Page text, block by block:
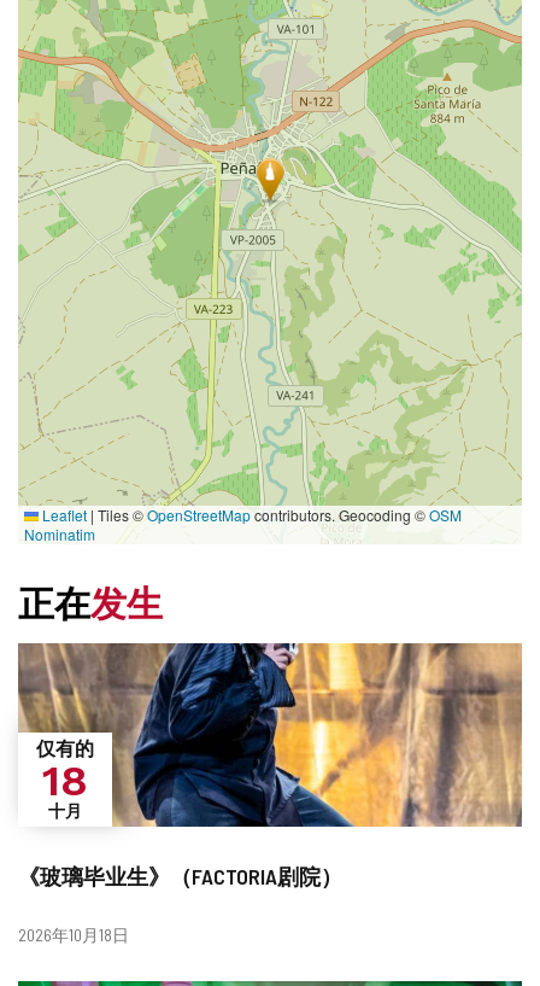
Leaflet | Tiles ©OpenStreetMapcontributors. Geocoding ©OSM
Nominatim
正在发生
《玻璃毕业生》（FACTORIA剧院）
仅有的
18
十月
日
2026年10月18日